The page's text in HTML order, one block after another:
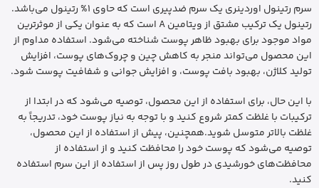
سرم رتینول اوردینری یک سرم ضدپیری است که حاوی 1% رتینول می‌باشد.
رتینول یک ترکیب مشتق از ویتامین A است که به عنوان یکی از موثرترین
مواد موجود برای بهبود ظاهر پوست شناخته می‌شود. استفاده مداوم از
این محصول می‌تواند منجر به کاهش چین و چروک‌های پوست، افزایش
تولید کلاژن، بهبود بافت پوست، و افزایش جوانی و شفافیت پوست شود.
با این حال، برای استفاده از این محصول، توصیه می‌شود که در ابتدا از
ترکیبات با غلظت کمتر شروع کنید و با توجه به نیاز پوست خود، تدریجاً به
غلظت بالاتر متوسل شوید.همچنین، پیش از استفاده از این محصول،
توصیه می‌شود که پوست خود را محافظت کنید و از استفاده از
محافظت‌های خورشیدی در طول روز پس از استفاده از این سرم استفاده
کنید.